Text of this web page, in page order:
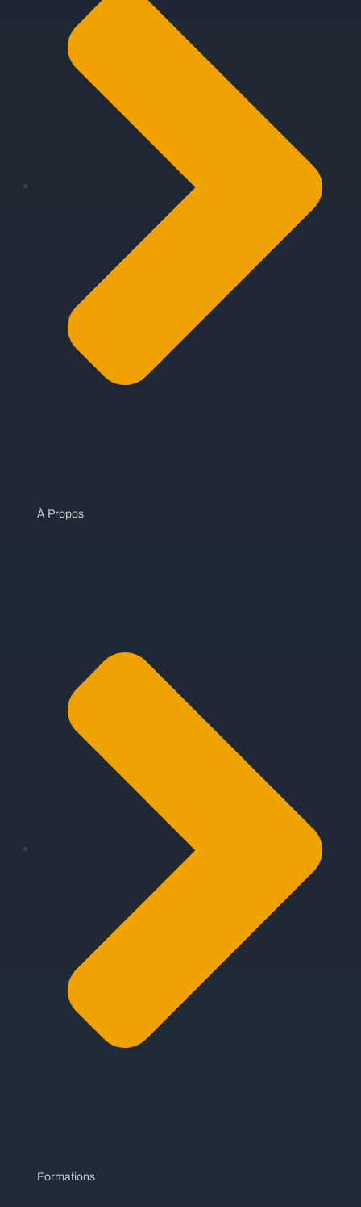
À Propos
Formations